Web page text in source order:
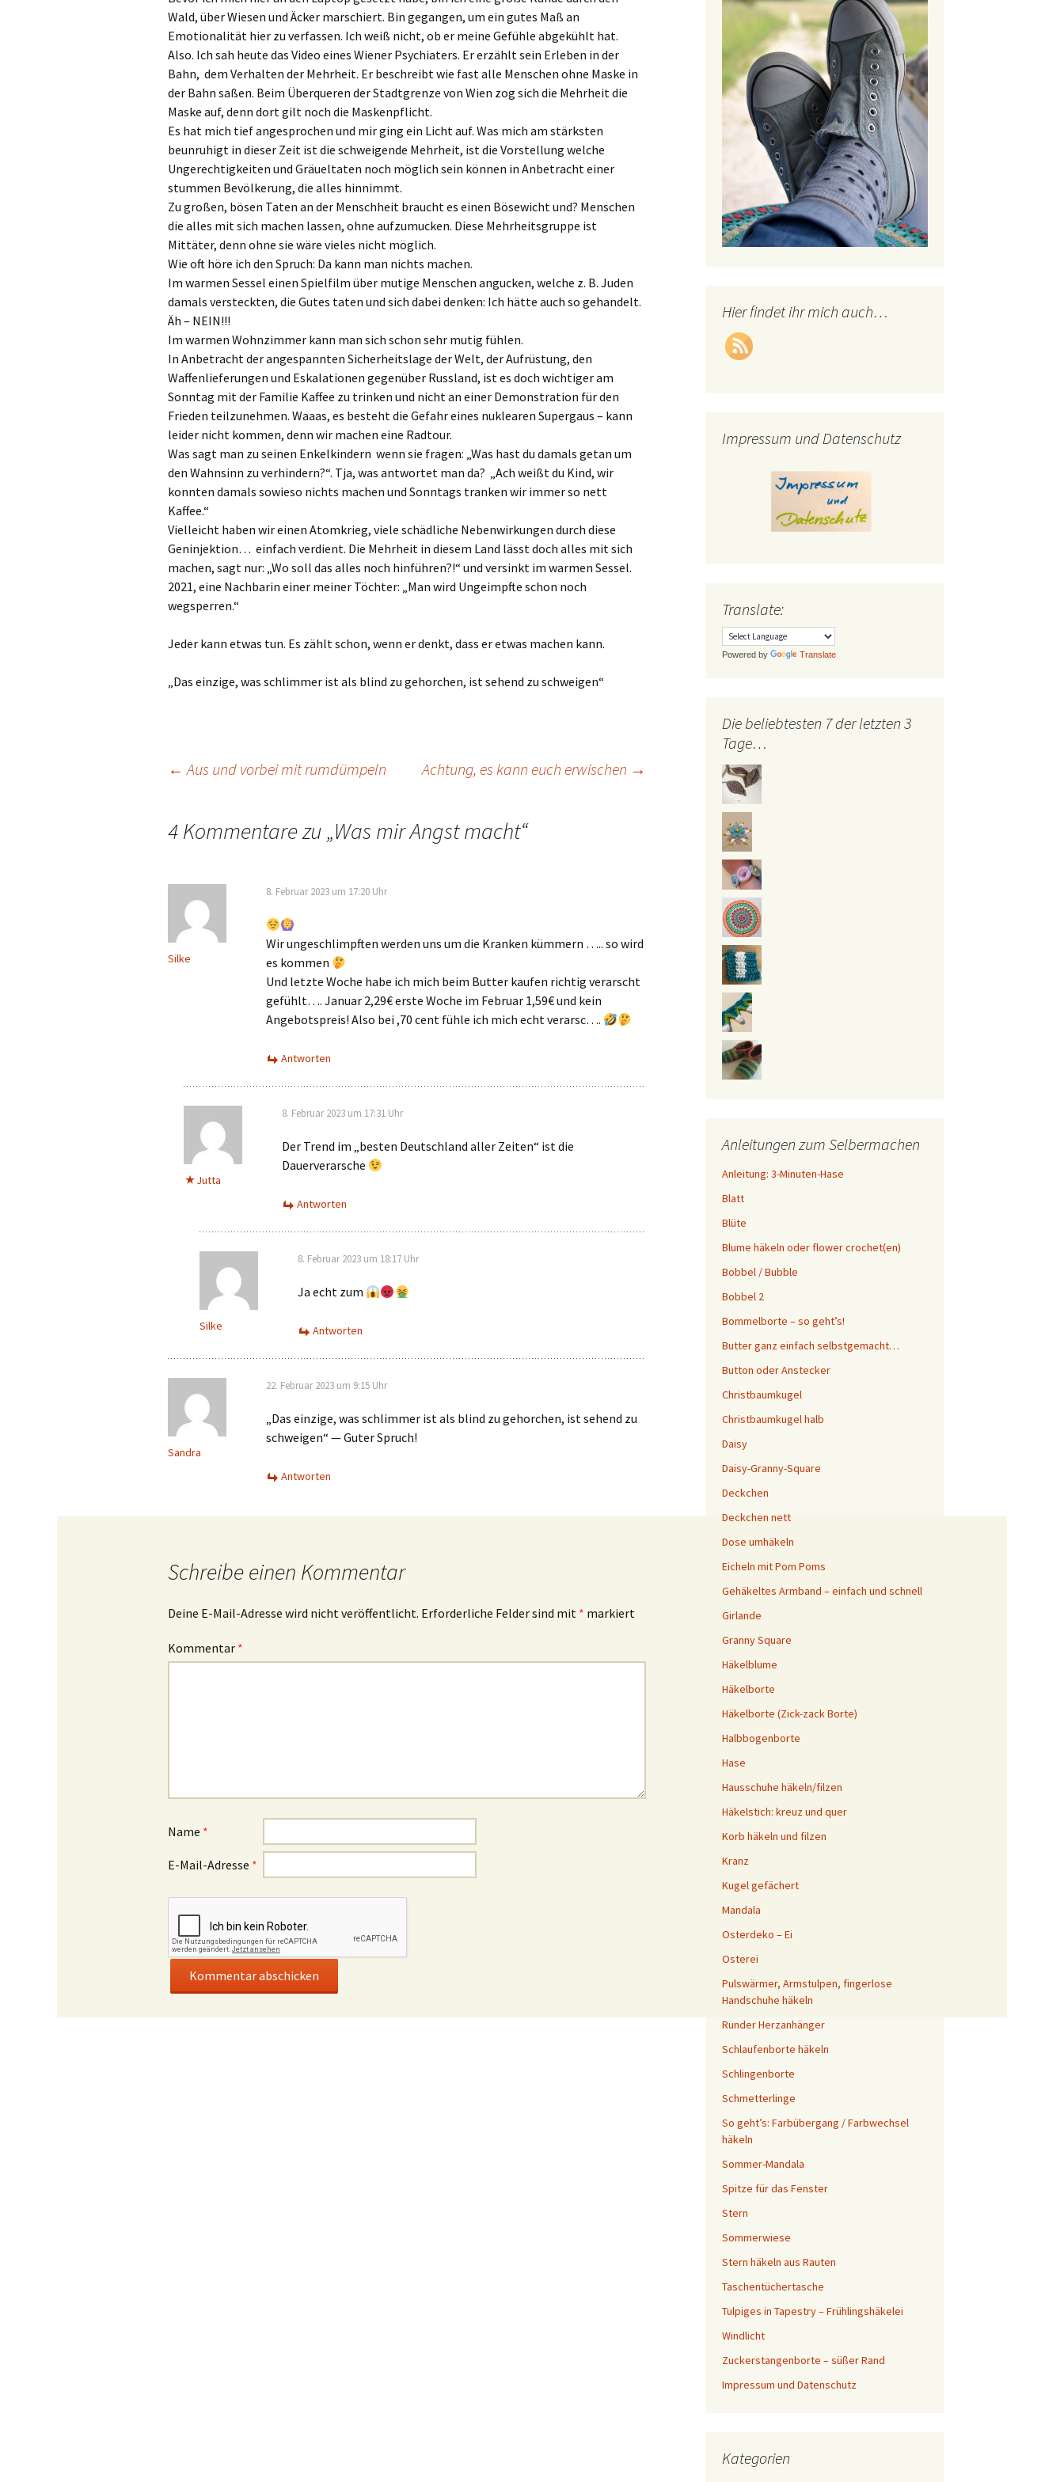
Wald, über Wiesen und Äcker marschiert. Bin gegangen, um ein gutes Maß an
Emotionalität hier zu verfassen. Ich weiß nicht, ob er meine Gefühle abgekühlt hat.
Also. Ich sah heute das Video eines Wiener Psychiaters. Er erzählt sein Erleben in der
Bahn, dem Verhalten der Mehrheit. Er beschreibt wie fast alle Menschen ohne Maske in
der Bahn saßen. Beim Überqueren der Stadtgrenze von Wien zog sich die Mehrheit die
Maske auf, denn dort gilt noch die Maskenpflicht.
Es hat mich tief angesprochen und mir ging ein Licht auf. Was mich am stärksten
beunruhigt in dieser Zeit ist die schweigende Mehrheit, ist die Vorstellung welche
Ungerechtigkeiten und Gräueltaten noch möglich sein können in Anbetracht einer
stummen Bevölkerung, die alles hinnimmt.
Zu großen, bösen Taten an der Menschheit braucht es einen Bösewicht und? Menschen
die alles mit sich machen lassen, ohne aufzumucken. Diese Mehrheitsgruppe ist
Mittäter, denn ohne sie wäre vieles nicht möglich.
Wie oft höre ich den Spruch: Da kann man nichts machen.
Im warmen Sessel einen Spielfilm über mutige Menschen angucken, welche z. B. Juden
damals versteckten, die Gutes taten und sich dabei denken: Ich hätte auch so gehandelt.
Äh – NEIN!!!
Im warmen Wohnzimmer kann man sich schon sehr mutig fühlen.
In Anbetracht der angespannten Sicherheitslage der Welt, der Aufrüstung, den
Waffenlieferungen und Eskalationen gegenüber Russland, ist es doch wichtiger am
Sonntag mit der Familie Kaffee zu trinken und nicht an einer Demonstration für den
Frieden teilzunehmen. Waaas, es besteht die Gefahr eines nuklearen Supergaus – kann
leider nicht kommen, denn wir machen eine Radtour.
Was sagt man zu seinen Enkelkindern wenn sie fragen: „Was hast du damals getan um
den Wahnsinn zu verhindern?“. Tja, was antwortet man da? „Ach weißt du Kind, wir
konnten damals sowieso nichts machen und Sonntags tranken wir immer so nett
Kaffee.“
Vielleicht haben wir einen Atomkrieg, viele schädliche Nebenwirkungen durch diese
Geninjektion… einfach verdient. Die Mehrheit in diesem Land lässt doch alles mit sich
machen, sagt nur: „Wo soll das alles noch hinführen?!“ und versinkt im warmen Sessel.
2021, eine Nachbarin einer meiner Töchter: „Man wird Ungeimpfte schon noch
wegsperren.“
Jeder kann etwas tun. Es zählt schon, wenn er denkt, dass er etwas machen kann.
„Das einzige, was schlimmer ist als blind zu gehorchen, ist sehend zu schweigen“
Beitragsnavigation
← Aus und vorbei mit rumdümpeln Achtung, es kann euch erwischen →
4 Kommentare zu „Was mir Angst macht“
Silke
8. Februar 2023 um 17:20 Uhr
Wir ungeschlimpften werden uns um die Kranken kümmern ….. so wird
es kommen
Und letzte Woche habe ich mich beim Butter kaufen richtig verarscht
gefühlt…. Januar 2,29€ erste Woche im Februar 1,59€ und kein
Angebotspreis! Also bei ,70 cent fühle ich mich echt verarsc….
Antworten
Jutta
8. Februar 2023 um 17:31 Uhr
Der Trend im „besten Deutschland aller Zeiten“ ist die
Dauerverarsche
Antworten
Silke
8. Februar 2023 um 18:17 Uhr
Ja echt zum
Antworten
Sandra
22. Februar 2023 um 9:15 Uhr
„Das einzige, was schlimmer ist als blind zu gehorchen, ist sehend zu
schweigen“ — Guter Spruch!
Antworten
Schreibe einen Kommentar
Deine E-Mail-Adresse wird nicht veröffentlicht. Erforderliche Felder sind mit * markiert
Kommentar *
Name *
E-Mail-Adresse *
Hier findet ihr mich auch…
Impressum und Datenschutz
Translate:
Powered by Translate
Die beliebtesten 7 der letzten 3
Tage…
Anleitungen zum Selbermachen
Anleitung: 3-Minuten-Hase
Blatt
Blüte
Blume häkeln oder flower crochet(en)
Bobbel / Bubble
Bobbel 2
Bommelborte – so geht’s!
Butter ganz einfach selbstgemacht…
Button oder Anstecker
Christbaumkugel
Christbaumkugel halb
Daisy
Daisy-Granny-Square
Deckchen
Deckchen nett
Dose umhäkeln
Eicheln mit Pom Poms
Gehäkeltes Armband – einfach und schnell
Girlande
Granny Square
Häkelblume
Häkelborte
Häkelborte (Zick-zack Borte)
Halbbogenborte
Hase
Hausschuhe häkeln/filzen
Häkelstich: kreuz und quer
Korb häkeln und filzen
Kranz
Kugel gefächert
Mandala
Osterdeko – Ei
Osterei
Pulswärmer, Armstulpen, fingerlose
Handschuhe häkeln
Runder Herzanhänger
Schlaufenborte häkeln
Schlingenborte
Schmetterlinge
So geht’s: Farbübergang / Farbwechsel
häkeln
Sommer-Mandala
Spitze für das Fenster
Stern
Sommerwiese
Stern häkeln aus Rauten
Taschentüchertasche
Tulpiges in Tapestry – Frühlingshäkelei
Windlicht
Zuckerstangenborte – süßer Rand
Impressum und Datenschutz
Kategorien